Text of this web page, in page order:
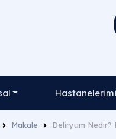
Makale Deliryum Nedir?